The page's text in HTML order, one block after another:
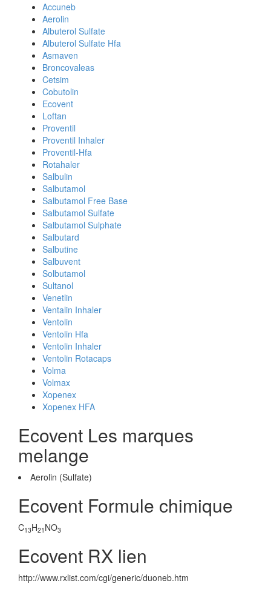
Accuneb
Aerolin
Albuterol Sulfate
Albuterol Sulfate Hfa
Asmaven
Broncovaleas
Cetsim
Cobutolin
Ecovent
Loftan
Proventil
Proventil Inhaler
Proventil-Hfa
Rotahaler
Salbulin
Salbutamol
Salbutamol Free Base
Salbutamol Sulfate
Salbutamol Sulphate
Salbutard
Salbutine
Salbuvent
Solbutamol
Sultanol
Venetlin
Ventalin Inhaler
Ventolin
Ventolin Hfa
Ventolin Inhaler
Ventolin Rotacaps
Volma
Volmax
Xopenex
Xopenex HFA
Ecovent Les marques
melange
Aerolin (Sulfate)
Ecovent Formule chimique
C13H21 NO3
Ecovent RX lien
http://www.rxlist.com/cgi/generic/duoneb.htm